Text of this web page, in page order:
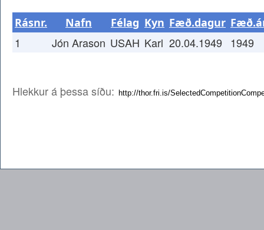
Rásnr. Nafn Félag Kyn Fæð.dagur
1 Jón Arason USAH Karl 20.04.1949 1949
Hlekkur á þessa síðu: